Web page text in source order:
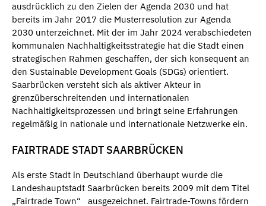
ausdrücklich zu den Zielen der Agenda 2030 und hat
bereits im Jahr 2017 die Musterresolution zur Agenda
2030 unterzeichnet. Mit der im Jahr 2024 verabschiedeten
kommunalen Nachhaltigkeitsstrategie hat die Stadt einen
strategischen Rahmen geschaffen, der sich konsequent an
den Sustainable Development Goals (SDGs) orientiert.
Saarbrücken versteht sich als aktiver Akteur in
grenzüberschreitenden und internationalen
Nachhaltigkeitsprozessen und bringt seine Erfahrungen
regelmäßig in nationale und internationale Netzwerke ein.
FAIRTRADE STADT SAARBRÜCKEN
Als erste Stadt in Deutschland überhaupt wurde die
Landeshauptstadt Saarbrücken bereits 2009 mit dem Titel
„Fairtrade Town“ ausgezeichnet. Fairtrade-Towns fördern